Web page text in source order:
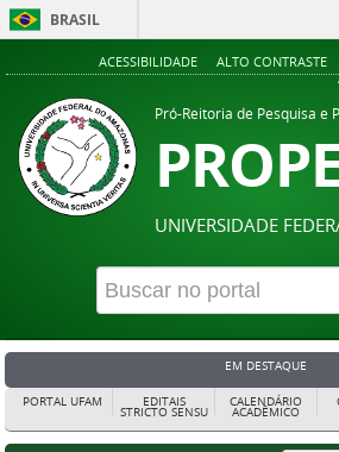
BRASIL
ACESSIBILIDADE ALTO CONTRASTE
Pró-Reitoria de Pesquisa e
UNIVERSIDADE
EM DESTAQUE
PORTAL UFAM EDITAIS
STRICTO SENSU
CALENDÁRIO
ACADÊMICO